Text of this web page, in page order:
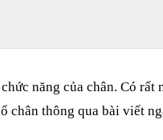
năng của chân. Có
chân thông qua bài viết